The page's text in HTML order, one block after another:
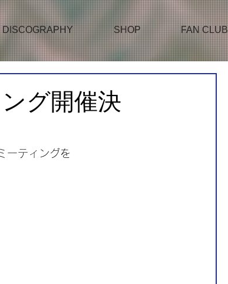
DISCOGRAPHY SHOP FAN CLUB
グ開催決
ーティングを